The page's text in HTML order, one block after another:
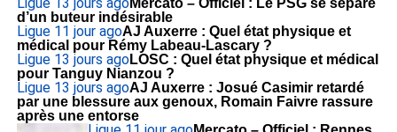
Mercato – Officiel : Le PSG se sépare
d’un buteur indésirable
Ligue 11 jour agoAJ Auxerre : Quel état physique et
médical pour Rémy Labeau-Lascary ?
Ligue 13 jours agoLOSC : Quel état physique et médical
pour Tanguy Nianzou ?
Ligue 13 jours agoAJ Auxerre : Josué Casimir retardé
par une blessure aux genoux, Romain Faivre rassure
après une entorse